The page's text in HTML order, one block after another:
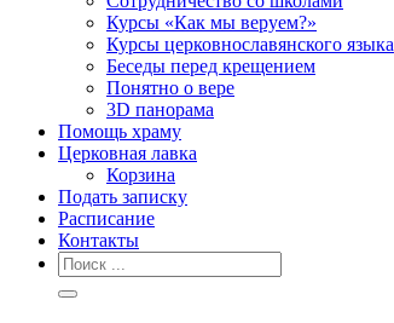
Курсы «Как мы веруем?»
Курсы церковнославянского языка
Беседы перед крещением
Понятно о вере
3D панорама
Помощь храму
Церковная лавка
Корзина
Подать записку
Расписание
Контакты